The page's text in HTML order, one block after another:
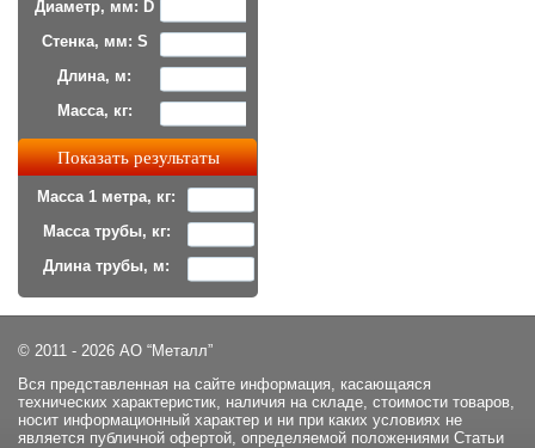
Диаметр, мм: D
Стенка, мм: S
Длина, м:
Масса, кг:
Масса 1 метра, кг:
Масса трубы, кг:
Длина трубы, м:
© 2011 - 2026 АО “Металл”
Вся представленная на сайте информация, касающаяся
технических характеристик, наличия на складе, стоимости товаров,
носит информационный характер и ни при каких условиях не
является публичной офертой, определяемой положениями Статьи